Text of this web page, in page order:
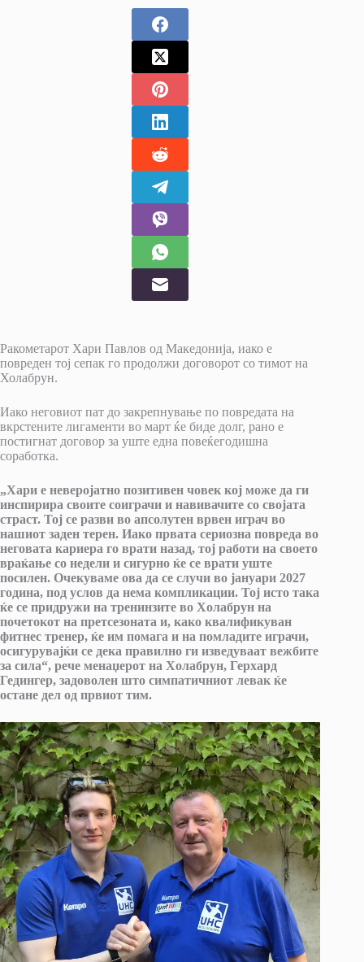
Ракометарот Хари Павлов од Македонија, иако е
повреден тој сепак го продолжи договорот со тимот на
Холабрун.
Иако неговиот пат до закрепнување по повредата на
вкрстените лигаменти во март ќе биде долг, рано е
постигнат договор за уште една повеќегодишна
соработка.
„Хари е неверојатно позитивен човек кој може да ги
инспирира своите соиграчи и навивачите со својата
страст. Тој се разви во апсолутен врвен играч во
нашиот заден терен. Иако првата сериозна повреда во
неговата кариера го врати назад, тој работи на своето
враќање со недели и сигурно ќе се врати уште
посилен. Очекуваме ова да се случи во јануари 2027
година, под услов да нема компликации. Тој исто така
ќе се придружи на тренинзите во Холабрун на
почетокот на претсезоната и, како квалификуван
фитнес тренер, ќе им помага и на помладите играчи,
осигурувајќи се дека правилно ги изведуваат вежбите
за сила“, рече менаџерот на Холабрун, Герхард
Гедингер, задоволен што симпатичниот левак ќе
остане дел од првиот тим.